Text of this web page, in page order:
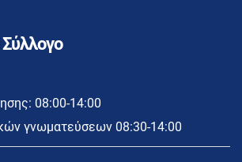
08:00-14:00
γνωματεύσεων 08:30-14:00